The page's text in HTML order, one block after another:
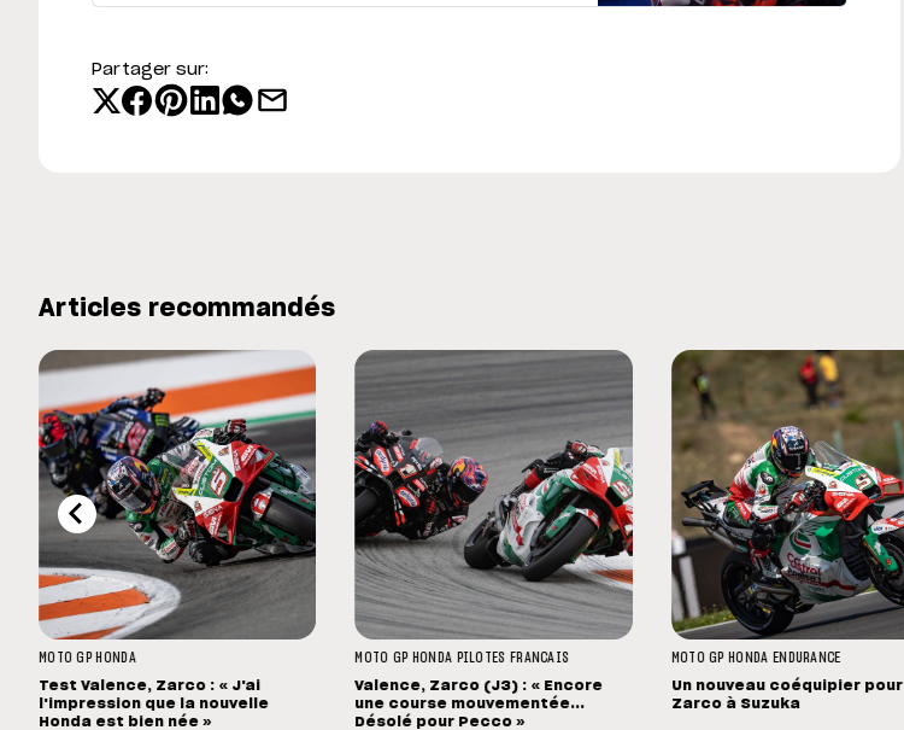
Partager sur:
Articles recommandés
MOTO GP HONDA
Test Valence, Zarco : « J'ai
l'impression que la nouvelle
Honda est bien née »
MOTO GP HONDA PILOTES FRANCAIS
Valence, Zarco (J3) : « Encore
une course mouvementée...
Désolé pour Pecco »
MOTO GP HONDA ENDURANCE
Un nouveau coéquipier pour
Zarco à Suzuka